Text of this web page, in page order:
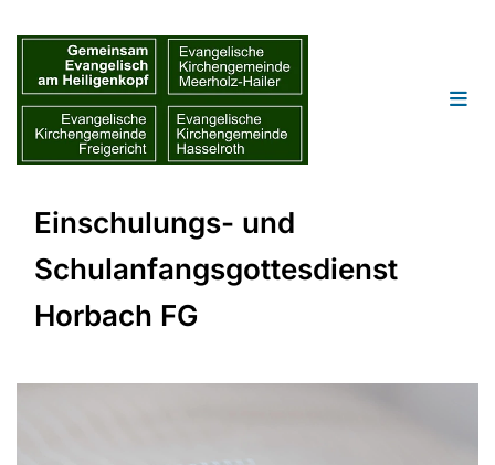
Einschulungs- und
Schulanfangsgottesdienst
Horbach FG